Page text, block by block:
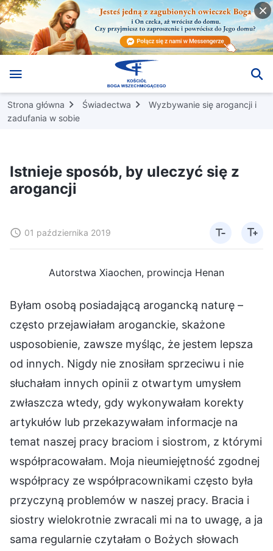
Strona główna Świadectwa
Wyzbywanie się arogancji i
zadufania w sobie
Istnieje sposób, by uleczyć się z
arogancji
01 października 2019
Autorstwa Xiaochen, prowincja Henan
Byłam osobą posiadającą arogancką naturę –
często przejawiałam aroganckie, skażone
usposobienie, zawsze myśląc, że jestem lepsza
od innych. Nigdy nie znosiłam sprzeciwu i nie
słuchałam innych opinii z otwartym umysłem
zwłaszcza wtedy, gdy wykonywałam korekty
artykułów lub przekazywałam informacje na
temat naszej pracy braciom i siostrom, z którymi
współpracowałam. Moja nieumiejętność zgodnej
współpracy ze współpracownikami często była
przyczyną problemów w naszej pracy. Bracia i
siostry wielokrotnie zwracali mi na to uwagę, a ja
sama regularnie czytałam o Bożych słowach